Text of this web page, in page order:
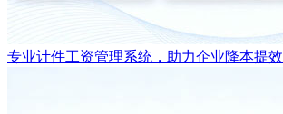
专业计件工资管理系统，助力企业降本提效